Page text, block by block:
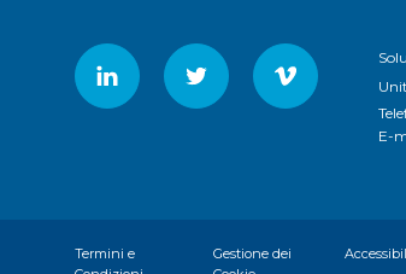
E-
Termini e
Gestione dei